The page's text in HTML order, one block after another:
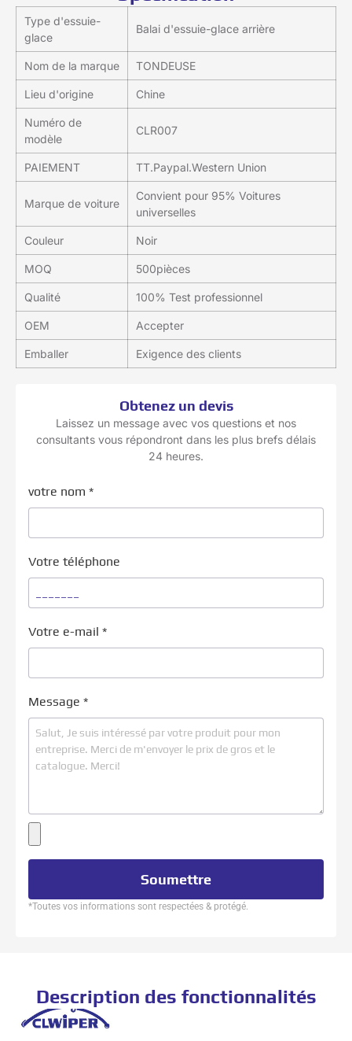
Type d'essuie-
glace
Balai d'essuie-glace arrière
Nom de la marque TONDEUSE
Lieu d'origine Chine
Numéro de
modèle
CLR007
PAIEMENT TT.Paypal.Western Union
Marque de voiture
Convient pour 95% Voitures
universelles
Couleur Noir
MOQ 500pièces
Qualité 100% Test professionnel
OEM Accepter
Emballer Exigence des clients
Obtenez un devis
Laissez un message avec vos questions et nos
consultants vous répondront dans les plus brefs délais
24 heures.
votre nom *
Votre téléphone
Votre e-mail *
Message *
Soumettre
*Toutes vos informations sont respectées & protégé.
Description des fonctionnalités